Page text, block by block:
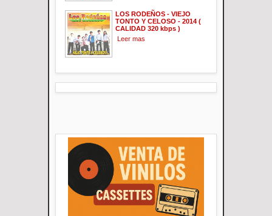
LOS RODEÑOS - VIEJO
TONTO Y CELOSO - 2014 (
CALIDAD 320 kbps )
Leer mas